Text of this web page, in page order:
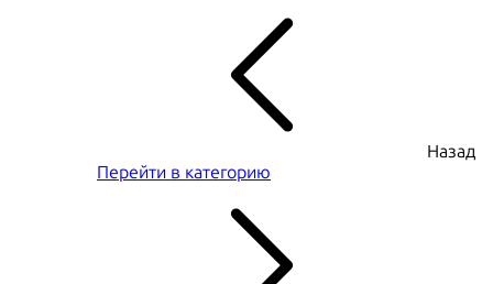
Назад
Перейти в категорию